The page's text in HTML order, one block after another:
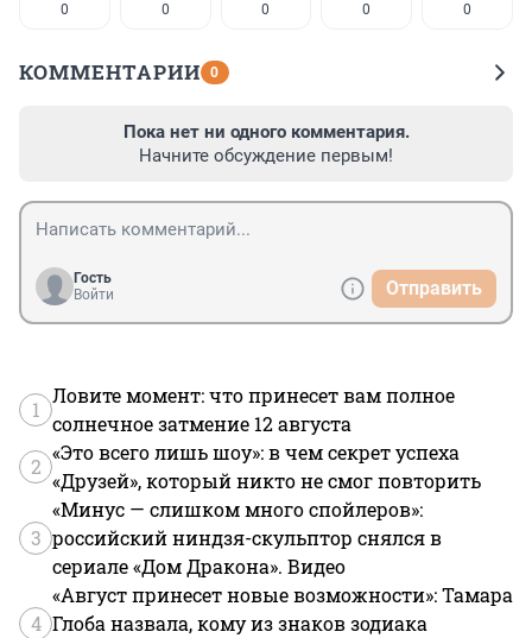
0 0 0 0 0
КОММЕНТАРИИ 0
Пока нет ни одного комментария.
Начните обсуждение первым!
Гость
Войти
Отправить
1
Ловите момент: что принесет вам полное
солнечное затмение 12 августа
2
«Это всего лишь шоу»: в чем секрет успеха
«Друзей», который никто не смог повторить
3
«Минус — слишком много спойлеров»:
российский ниндзя-скульптор снялся в
сериале «Дом Дракона». Видео
4
«Август принесет новые возможности»: Тамара
Глоба назвала, кому из знаков зодиака